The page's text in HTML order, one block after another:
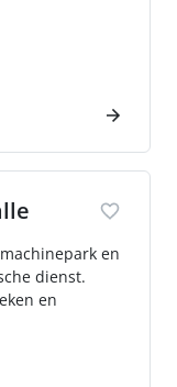
en
dienst.
en